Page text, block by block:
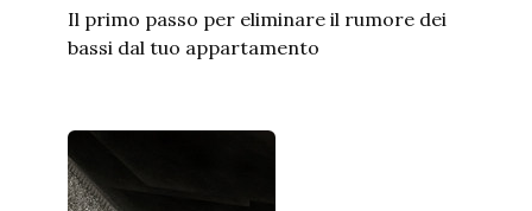
Il primo passo per eliminare il rumore dei
bassi dal tuo appartamento